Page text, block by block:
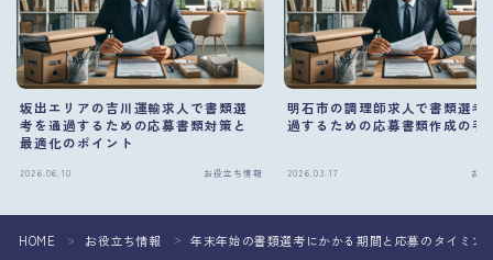
坂出エリアの吉川運輸求人で書類選
考を通過するための応募書類対策と
最適化のポイント
2026.06.10 お役立ち情報
明石市の調理師求人で書類選考
過するための応募書類作成の手
2026.03.17 お
HOME ＞ お役立ち情報 ＞ 年末年始の書類選考にかかる期間と応募のタイミン